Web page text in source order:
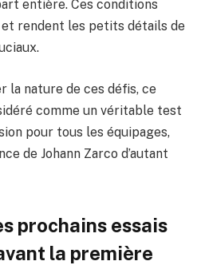
entière. Ces conditions
rendent les petits détails de
la nature de ces défis, ce
comme un véritable test
pour tous les équipages,
de Johann Zarco d’autant
prochains essais
la première